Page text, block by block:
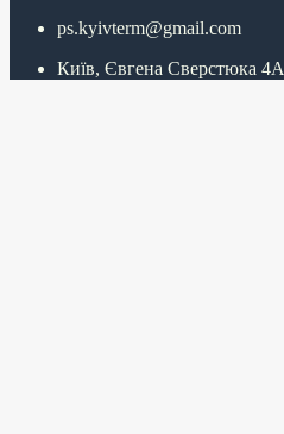
ps.kyivterm@gmail.com
Київ, Євгена Сверстюка 4А